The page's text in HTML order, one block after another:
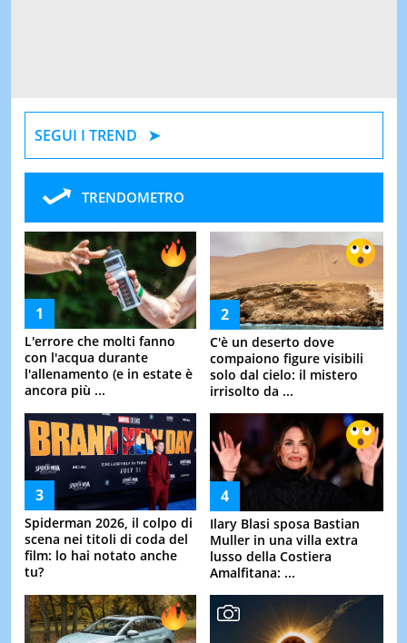
SEGUI I TREND
TRENDOMETRO
L'errore che molti fanno
con l'acqua durante
l'allenamento (e in estate è
ancora più ...
C'è un deserto dove
compaiono figure visibili
solo dal cielo: il mistero
irrisolto da ...
Spiderman 2026, il colpo di
scena nei titoli di coda del
film: lo hai notato anche
tu?
Ilary Blasi sposa Bastian
Muller in una villa extra
lusso della Costiera
Amalfitana: ...